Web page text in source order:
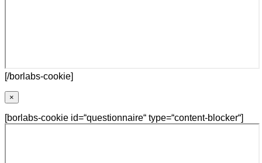
[/borlabs-cookie]
×
[borlabs-cookie id=“questionnaire“ type=“content-blocker“]